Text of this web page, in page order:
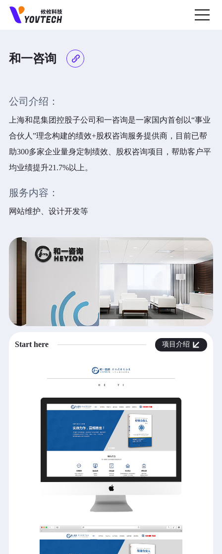
和一咨询
公司介绍：
上海和昆集团控股子公司和一咨询是一家国内首创以“事业
合伙人”理念构建的绩效+股权咨询服务提供商，目前已帮
助300多家企业量身定制绩效、股权咨询项目，帮助客户平
均业绩提升21.7%以上。
服务内容：
网站维护、设计开发等
Start here 项目介绍
预约上门面谈
扫码添加微信
直连产品经理为您服务